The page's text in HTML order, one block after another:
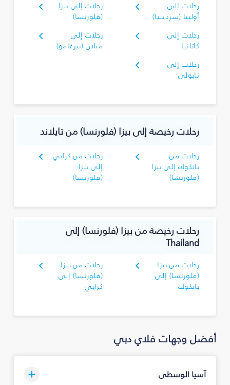
رحلات إلى
أولبيا (سردينيا)
رحلات إلى بيزا
(فلورنسا)
رحلات إلى
كاتانيا
رحلات إلى
ميلان (بيرغامو)
رحلات إلى
نابولي
رحلات رخيصة إلى بيزا (فلورنسا) من تايلاند
رحلات من
بانكوك إلى بيزا
(فلورنسا)
رحلات من كرابي
إلى بيزا
(فلورنسا)
رحلات رخيصة من بيزا (فلورنسا) إلى
Thailand
رحلات من بيزا
(فلورنسا) إلى
بانكوك
رحلات من بيزا
(فلورنسا) إلى
كرابي
أفضل وجهات فلاي دبي
آسيا الوسطى